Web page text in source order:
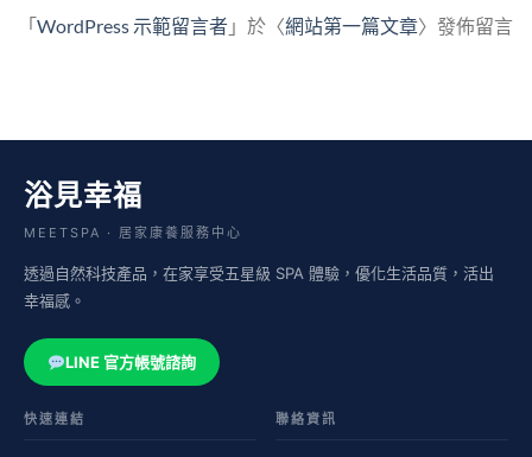
「 WordPress 示範留言者 」於〈網站第一篇文章〉發佈留言
浴見幸福
MEETSPA · 居家康養服務中心
透過自然科技產品，在家享受五星級 SPA 體驗，優化生活品質，活出
幸福感。
LINE 官方帳號諮詢
快速連結 聯絡資訊